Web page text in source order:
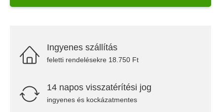
Ingyenes szállítás
feletti rendelésekre 18.750 Ft
14 napos visszatérítési jog
ingyenes és kockázatmentes